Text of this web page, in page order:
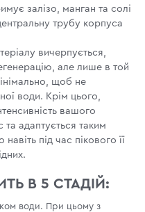
залізо, манган та солі
трубу корпуса
вичерпується,
але лише в той
щоб не
води. Крім цього,
вашого
адаптується таким
під час пікового її
В 5 СТАДІЙ:
води. При цьому з